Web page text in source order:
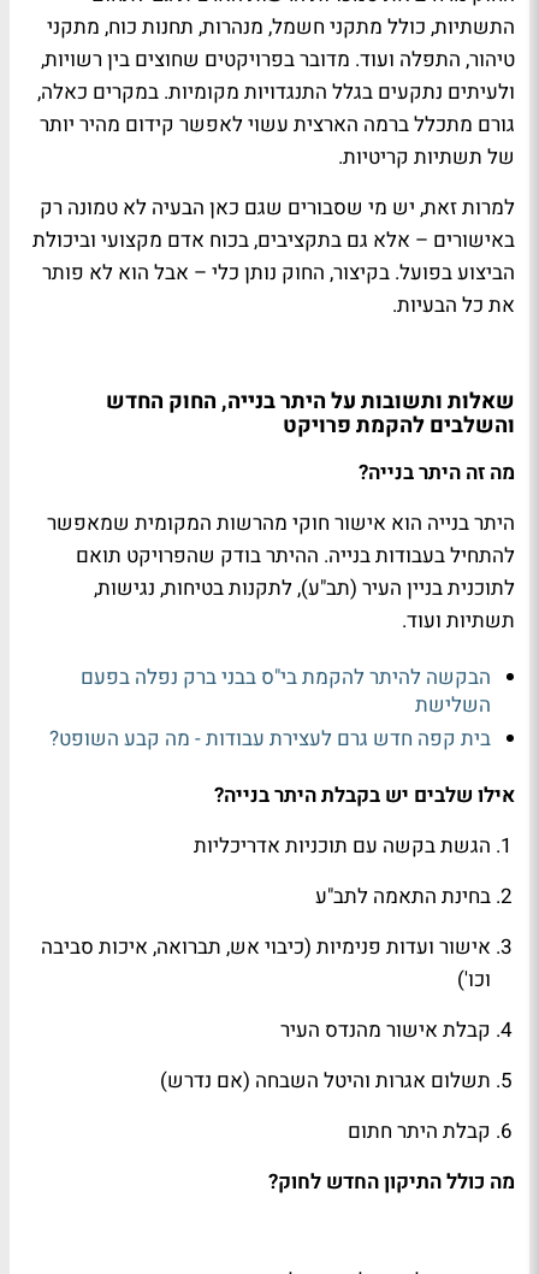
התשתיות, כולל מתקני חשמל, מנהרות, תחנות כוח, מתקני
טיהור, התפלה ועוד. מדובר בפרויקטים שחוצים בין רשויות,
ולעיתים נתקעים בגלל התנגדויות מקומיות. במקרים כאלה,
גורם מתכלל ברמה הארצית עשוי לאפשר קידום מהיר יותר
של תשתיות קריטיות.
למרות זאת, יש מי שסבורים שגם כאן הבעיה לא טמונה רק
באישורים – אלא גם בתקציבים, בכוח אדם מקצועי וביכולת
הביצוע בפועל. בקיצור, החוק נותן כלי – אבל הוא לא פותר
את כל הבעיות.
שאלות ותשובות על היתר בנייה, החוק החדש
והשלבים להקמת פרויקט
מה זה היתר בנייה?
היתר בנייה הוא אישור חוקי מהרשות המקומית שמאפשר
להתחיל בעבודות בנייה. ההיתר בודק שהפרויקט תואם
לתוכנית בניין העיר (תב"ע), לתקנות בטיחות, נגישות,
תשתיות ועוד.
הבקשה להיתר להקמת בי"ס בבני ברק נפלה בפעם
השלישת
בית קפה חדש גרם לעצירת עבודות - מה קבע השופט?
אילו שלבים יש בקבלת היתר בנייה?
הגשת בקשה עם תוכניות אדריכליות
בחינת התאמה לתב"ע
אישור ועדות פנימיות (כיבוי אש, תברואה, איכות סביבה
וכו')
קבלת אישור מהנדס העיר
תשלום אגרות והיטל השבחה (אם נדרש)
קבלת היתר חתום
מה כולל התיקון החדש לחוק?